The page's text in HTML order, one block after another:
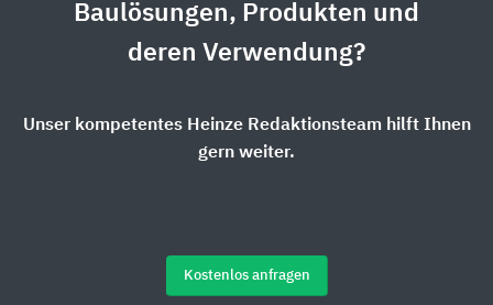
Baulösungen, Produkten und
deren Verwendung?
Unser kompetentes Heinze Redaktionsteam hilft Ihnen
gern weiter.
Kostenlos anfragen